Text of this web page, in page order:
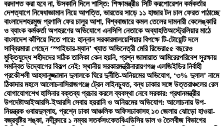
বরদাশত করা হবে না, উসকানি দিলে শাস্তি: শিক্ষামন্ত্রী৪ সিটি করপোরেশন কর্মকর্তার
দেশত্যাগে নিষেধাজ্ঞামান নিয়ে আপত্তি, ভারতের সাড়ে ১১ হাজার টন চাল ফেরত পাঠাচ্ছে
বাংলাদেশহরমুজ প্রণালি ফের চালুর আশা, বিশ্ববাজারে কমল তেলের দামনারী কেলেঙ্কারি
ও ব্যাংক কর্মকর্তা অপহরণের অভিযোগে এনসিপি নেতাকে অব্যাহতিঅস্ট্রেলিয়ার মাঠে
বাংলাদেশ কাঁপিয়ে দিতে পারে: হান্নান সরকারমালয়েশিয়ার বিপক্ষে টি-টোয়েন্টি দলে
সাব্বিরমারা গেছেন ‘স্পাইডার-ম্যান’ খ্যাত অভিনেত্রী মেরি রিভেরা৫৫ বছরেও
মুক্তিযুদ্ধে শহীদদের সঠিক তালিকা কেন হয়নি, প্রশ্ন জামায়াত আমিরেরপরিবেশ সুরক্ষায়
সমন্বিত উদ্যোগের বিকল্প নেই: স্থানীয় সরকারমন্ত্রীনারায়ণগঞ্জ এলজিইডির নির্বাহী
প্রকৌশলী আহসানুজ্জামান দুলালকে ঘিরে দুর্নীতি-অনিয়মের অভিযোগ, ‘৩% দুলাল’ নামে
ঠিকাদার মহলে আলোচনাসিরাজগঞ্জে ট্রেন লাইনচ্যুত, বন্ধ ঢাকার সঙ্গে উত্তরাঞ্চলের রেল
যোগাযোগশেখ হাসিনার বক্তব্য প্রচার করলে ব্যবস্থা নেবে সরকার: প্রধানমন্ত্রীর
উপদেষ্টাআইআরসি-ইআরসি সেবায় হয়রানি ও অনিয়মের অভিযোগ: আলোচনায় উপ-
নিয়ন্ত্রক ওবায়দুল্লাহ, প্রশ্নে ঢাকা আঞ্চলিক অফিসঢাকাসহ ১৩ জেলায় ঝোড়ো হাওয়া-
বজ্রবৃষ্টির শঙ্কা, নদীবন্দরে ১ নম্বর সতর্কসংকেতবিএডিসির ডাল ও তৈলবীজ বিভাগের